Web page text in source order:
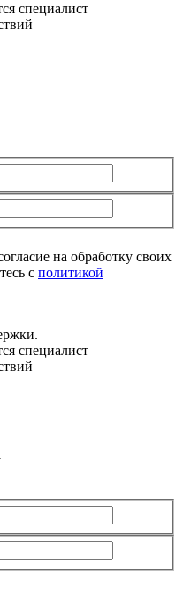
специалист
на обработку своих
с политикой
специалист